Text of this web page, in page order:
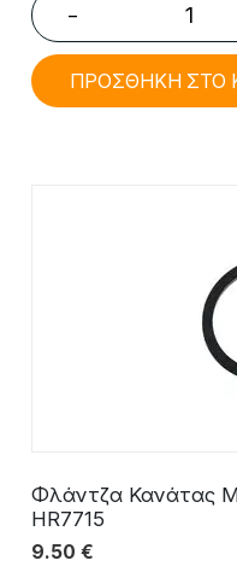
−
ΠΡΟΣΘΗΚΗ ΣΤΟ
Φλάντζα Κανάτας
HR7715
9.50 €